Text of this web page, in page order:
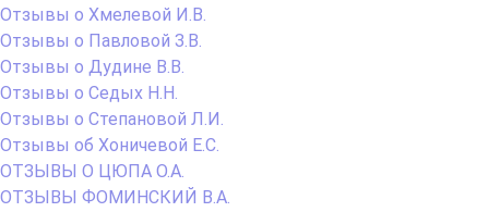
Отзывы о Хмелевой И.В.
Отзывы о Павловой З.В.
Отзывы о Дудине В.В.
Отзывы о Седых Н.Н.
Отзывы о Степановой Л.И.
Отзывы об Хоничевой Е.С.
ОТЗЫВЫ О ЦЮПА О.А.
ОТЗЫВЫ ФОМИНСКИЙ В.А.